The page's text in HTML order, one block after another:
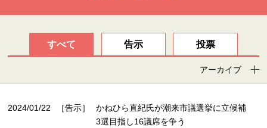
すべて 告示 投票
アーカイブ
2024/01/22 ［告示］
かねひら直紀氏が潮来市議選挙に立候補
3選目指し16議席を争う